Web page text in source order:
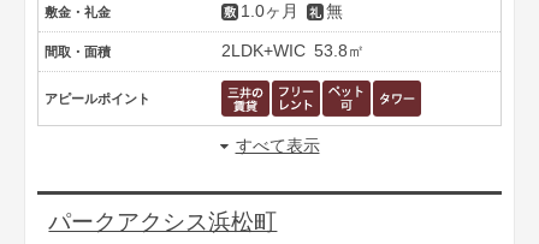
敷金・礼金 1.0ヶ月 無
間取・面積 2LDK+WIC 53.8㎡
アピールポイント
すべて表示
パークアクシス浜松町